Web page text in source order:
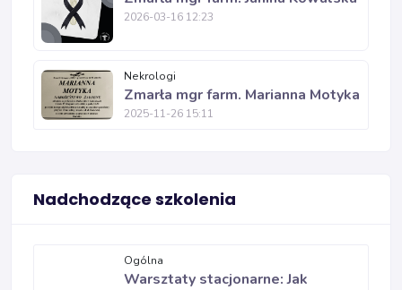
2026-03-16 12:23
Nekrologi
Zmarła mgr farm. Marianna Motyka
2025-11-26 15:11
Nadchodzące szkolenia
Ogólna
Warsztaty stacjonarne: Jak